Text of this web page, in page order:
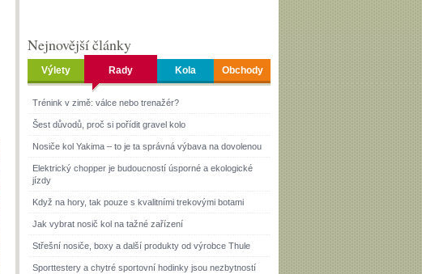
Nejnovější články
Výlety Rady Kola Obchody
Trénink v zimě: válce nebo trenažér?
Šest důvodů, proč si pořídit gravel kolo
Nosiče kol Yakima – to je ta správná výbava na dovolenou
Elektrický chopper je budoucností úsporné a ekologické
jízdy
Když na hory, tak pouze s kvalitními trekovými botami
Jak vybrat nosič kol na tažné zařízení
Střešní nosiče, boxy a další produkty od výrobce Thule
Sporttestery a chytré sportovní hodinky jsou nezbytností